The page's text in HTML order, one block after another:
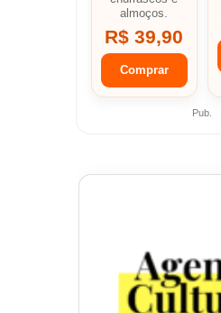
almoços.
R$ 39,90
Comprar
Pub.